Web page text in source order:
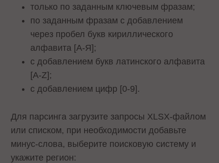
только по заданным ключевым фразам;
по заданным фразам с добавлением
через пробел букв кириллического
алфавита [А-Я];
с добавлением букв латинского алфавита
[A-Z];
с добавлением цифр [0-9].
Для парсинга загрузите запросы XLSX-файлом
или списком, при необходимости добавьте
минус-слова, выберите поисковую систему и
укажите регион: